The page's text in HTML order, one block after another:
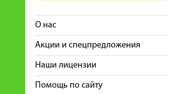
О нас
Акции и спецпредложения
Наши лицензии
Помощь по сайту